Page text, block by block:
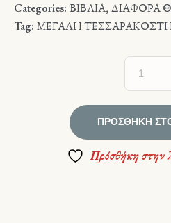
Categories: ΒΙΒΛΙΑ,ΔΙΑΦΟΡΑ
Tag: ΜΕΓΑΛΗ
ΠΡΟΣΘΉΚΗ
Πρόσθήκη στην